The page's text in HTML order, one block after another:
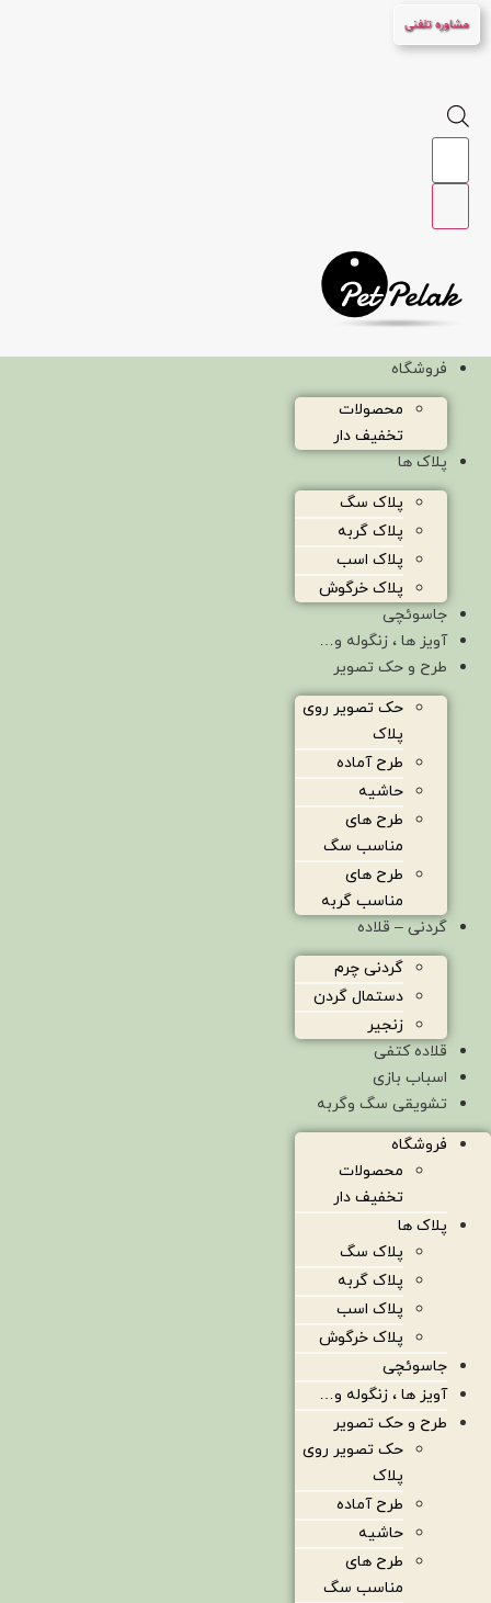
پرش
به
مشاوره تلفنی
Products
فروشگاه
محصولات
تخفیف دار
پلاک ها
پلاک سگ
پلاک گربه
پلاک اسب
پلاک خرگوش
جاسوئچی
آویز ها ، زنگوله و…
طرح و حک تصویر
حک تصویر روی
پلاک
طرح آماده
حاشیه
طرح های
مناسب سگ
طرح های
مناسب گربه
گردنی – قلاده
گردنی چرم
دستمال گردن
زنجیر
قلاده کتفی
اسباب بازی
تشویقی سگ وگربه
فروشگاه
محصولات
تخفیف دار
پلاک ها
پلاک سگ
پلاک گربه
پلاک اسب
پلاک خرگوش
جاسوئچی
آویز ها ، زنگوله و…
طرح و حک تصویر
حک تصویر روی
پلاک
طرح آماده
حاشیه
طرح های
مناسب سگ